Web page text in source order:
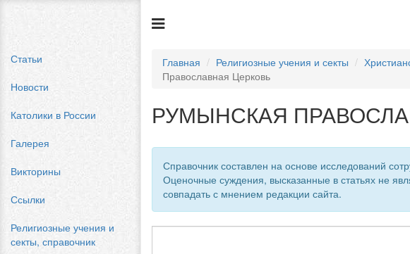
Статьи
Новости
Католики в России
Галерея
Викторины
Ссылки
Религиозные учения и
секты, справочник
Главная Религиозные учения и секты
Православная Церковь
РУМЫНСКАЯ
Справочник составлен на основе исследований
Оценочные суждения, высказанные в статьях не
совпадать с мнением редакции сайта.